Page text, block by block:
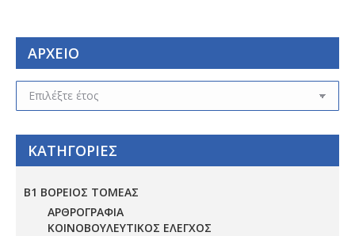
ΑΡΧΕΙΟ
ΑΡΧΕΙΟ
ΚΑΤΗΓΟΡΙΕΣ
Β1 ΒΟΡΕΙΟΣ ΤΟΜΕΑΣ
ΑΡΘΡΟΓΡΑΦΙΑ
ΚΟΙΝΟΒΟΥΛΕΥΤΙΚΟΣ ΕΛΕΓΧΟΣ